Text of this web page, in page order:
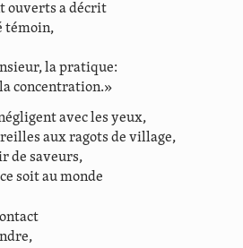
ouverts a décrit
témoin,
la pratique:
concentration.»
avec les yeux,
aux ragots de village,
de saveurs,
soit au monde